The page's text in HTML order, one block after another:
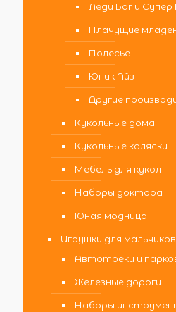
Леди Баг и
Плачущие
Полесье
Юник Айз
Другие
Кукольные дома
Кукольные коляски
Мебель для кукол
Наборы доктора
Юная модница
Игрушки для мальчиков
Автотреки и
Железные дороги
Наборы